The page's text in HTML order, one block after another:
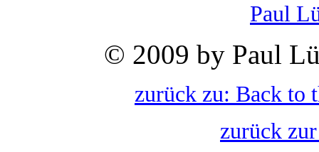
Paul
© 2009 by Paul
zurück zu: Back to
zurück